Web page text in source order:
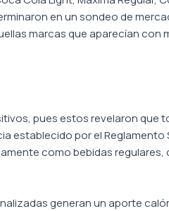
en un sondeo de
marcas que aparecían con
pues estos revelaron que
establecido por el Reglamento
como bebidas regulares,
generan un aporte